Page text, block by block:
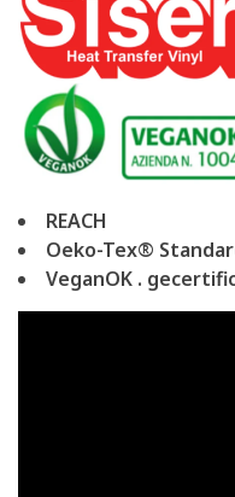
REACH
Oeko-Tex®
VeganOK .